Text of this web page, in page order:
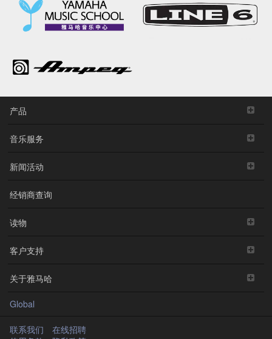
产品
音乐服务
新闻活动
经销商查询
读物
客户支持
关于雅马哈
Global
联系我们
在线招聘